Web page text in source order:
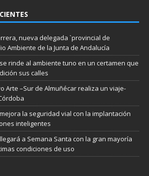
nueva delegada `provincial de
Ambiente de la Junta de Andalucía
rinde al ambiente tuno en un certamen que
sus calles
Arte –Sur de Almuñécar realiza un viaje-
la seguridad vial con la implantación
inteligentes
a Semana Santa con la gran mayoría
condiciones de uso